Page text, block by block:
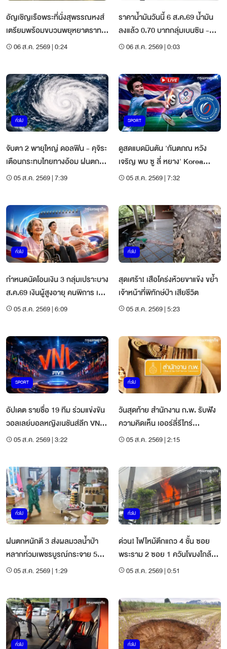
อัญเชิญเรือพระที่นั่งสุพรรณหงส์
เตรียมพร้อมขบวนพยุหยาตราทาง
ชลมารค
06 ส.ค. 2569 | 0:24
ราคาน้ำมันวันนี้ 6 ส.ค.69 น้ำมัน
ลงแล้ว 0.70 บาทกลุ่มเบนซิน -
ดีเซลคงที่
06 ส.ค. 2569 | 0:03
ทั่วไป
จับตา 2 พายุใหญ่ ดอลฟิน - คุจิระ
เตือนกระทบไทยทางอ้อม ฝนตก
เพิ่มขึ้น
05 ส.ค. 2569 | 7:39
SPORT
ดูสดแบดมินตัน 'กันตภณ หวัง
เจริญ พบ ซู ลี่ หยาง' Korea
Masters 2026
05 ส.ค. 2569 | 7:32
ทั่วไป
กำหนดนัดโอนเงิน 3 กลุ่มเปราะบาง
ส.ค.69 เงินผู้สูงอายุ คนพิการ เงิน
เด็ก05 ส.ค. 2569 | 6:09
ทั่วไป
สุดเศร้า! เสือโคร่งห้วยขาแข้ง ขย้ำ
เจ้าหน้าที่พิทักษ์ป่า เสียชีวิต
05 ส.ค. 2569 | 5:23
SPORT
อัปเดต รายชื่อ 19 ทีม ร่วมแข่งขัน
วอลเลย์บอลหญิงเนชันส์ลีก VNL
202705 ส.ค. 2569 | 3:22
ทั่วไป
วันสุดท้าย สำนักงาน ก.พ. รับฟัง
ความคิดเห็น เออร์ลี่รีไทร์
ข้าราชการ
05 ส.ค. 2569 | 2:15
ทั่วไป
ฝนตกหนักตี 3 ส่งผลมวลน้ำป่า
หลากท่วมเพชรบูรณ์กระจาย 5
ตำบลแล้ว
05 ส.ค. 2569 | 1:29
ทั่วไป
ด่วน! ไฟไหม้ตึกแถว 4 ชั้น ซอย
พระราม 2 ซอย 1 ควันโขมงใกล้วัด
โพธิ์แก้ว
05 ส.ค. 2569 | 0:51
ทั่วไป ทั่วไป